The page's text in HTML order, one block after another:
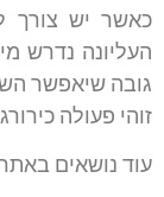
כאשר יש צורך
העליונה נדרש
גובה שיאפשר
זוהי פעולה
עוד נושאים